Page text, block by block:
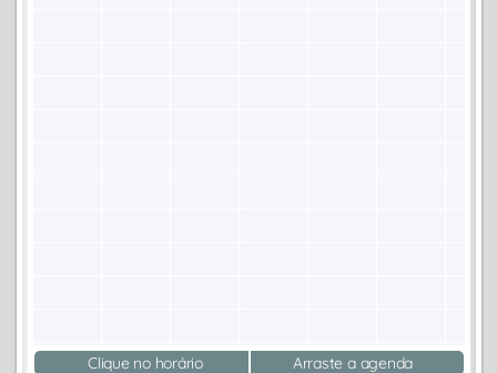
Clique no horário Arraste a agenda